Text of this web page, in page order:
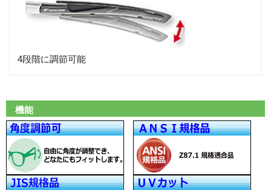
4段階に調節可能
機能